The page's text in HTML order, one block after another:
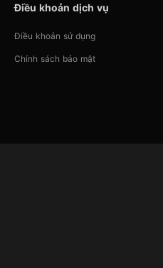
Điều khoản dịch vụ
Điều khoản sử dụng
Chính sách bảo mật